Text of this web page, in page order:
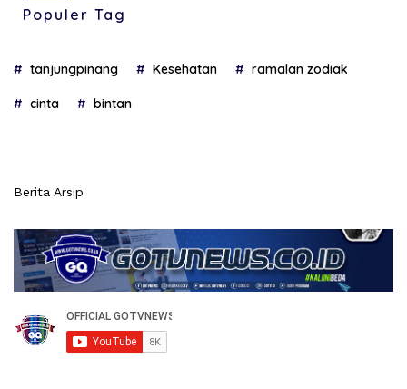
Populer Tag
tanjungpinang Kesehatan ramalan zodiak
cinta bintan
Berita Arsip